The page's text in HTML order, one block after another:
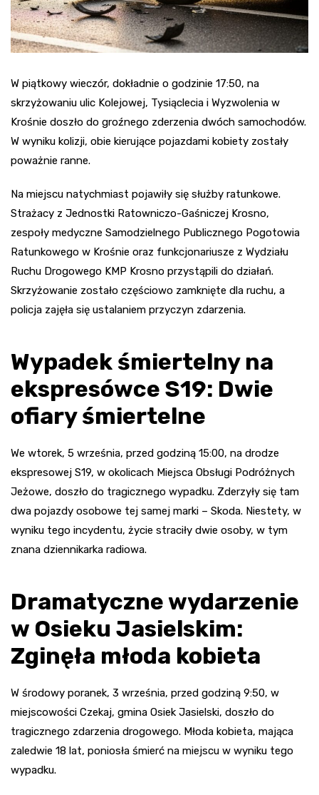
W piątkowy wieczór, dokładnie o godzinie 17:50, na
skrzyżowaniu ulic Kolejowej, Tysiąclecia i Wyzwolenia w
Krośnie doszło do groźnego zderzenia dwóch samochodów.
W wyniku kolizji, obie kierujące pojazdami kobiety zostały
poważnie ranne.
Na miejscu natychmiast pojawiły się służby ratunkowe.
Strażacy z Jednostki Ratowniczo-Gaśniczej Krosno,
zespoły medyczne Samodzielnego Publicznego Pogotowia
Ratunkowego w Krośnie oraz funkcjonariusze z Wydziału
Ruchu Drogowego KMP Krosno przystąpili do działań.
Skrzyżowanie zostało częściowo zamknięte dla ruchu, a
policja zajęła się ustalaniem przyczyn zdarzenia.
Wypadek śmiertelny na
ekspresówce S19: Dwie
ofiary śmiertelne
We wtorek, 5 września, przed godziną 15:00, na drodze
ekspresowej S19, w okolicach Miejsca Obsługi Podróżnych
Jeżowe, doszło do tragicznego wypadku. Zderzyły się tam
dwa pojazdy osobowe tej samej marki – Skoda. Niestety, w
wyniku tego incydentu, życie straciły dwie osoby, w tym
znana dziennikarka radiowa.
Dramatyczne wydarzenie
w Osieku Jasielskim:
Zginęła młoda kobieta
W środowy poranek, 3 września, przed godziną 9:50, w
miejscowości Czekaj, gmina Osiek Jasielski, doszło do
tragicznego zdarzenia drogowego. Młoda kobieta, mająca
zaledwie 18 lat, poniosła śmierć na miejscu w wyniku tego
wypadku.